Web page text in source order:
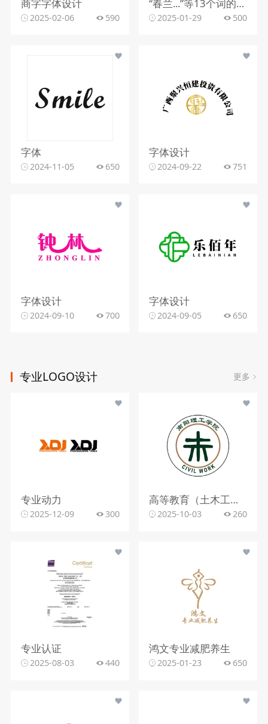
商字字体设计
2025-02-06 590
“春兰...”等13个词的字体设计
2025-01-29 500
字体
2024-11-05 650
字体设计
2024-09-22 751
字体设计
2024-09-10 700
字体设计
2024-09-05 650
专业LOGO设计 更多
专业动力
2025-12-09 300
高等教育（土木工程专业相关）
2025-10-03 260
专业认证
2025-08-03 440
鸿文专业减肥养生
2025-01-23 650